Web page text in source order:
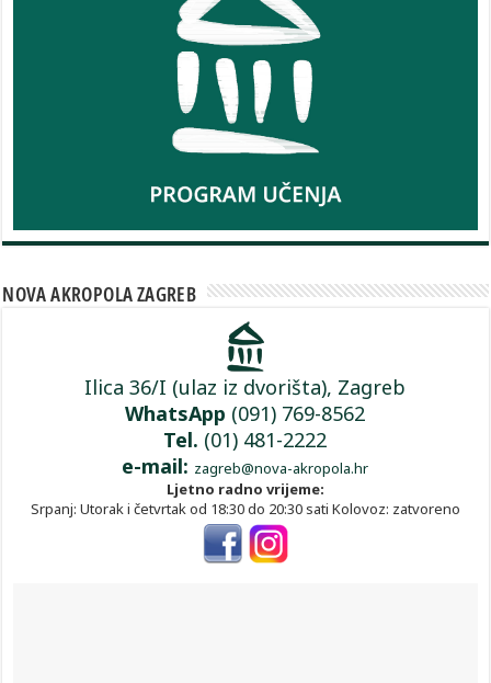
NOVA AKROPOLA ZAGREB
Ilica 36/I (ulaz iz dvorišta), Zagreb
WhatsApp (091) 769-8562
Tel. (01) 481-2222
e-mail: zagreb@nova-akropola.hr
Ljetno radno vrijeme:
Srpanj: Utorak i četvrtak od 18:30 do 20:30 sati Kolovoz: zatvoreno